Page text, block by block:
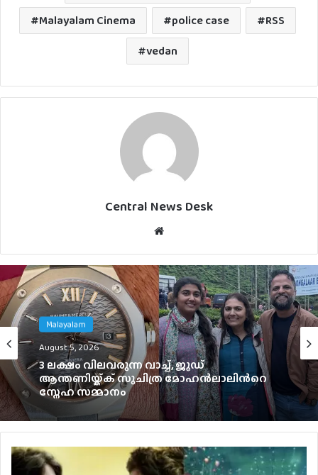
Malayalam Cinema
police case
RSS
vedan
Central News Desk
Malayalam
August 5, 2026
3 ലക്ഷം വിലവരുന്ന വാച്ച്, ജൂഡ്
ആന്തണിയ്ക്ക് സുചിത്ര മോഹൻലാലിൻറെ
സ്നേഹ സമ്മാനം
Malayalam
August 4, 2026
‘ആശ’യുടെ പോസ്റ്റർ പുറത്ത്; റിലീസ്
സെപ്റ്റംബർ 4-ന്